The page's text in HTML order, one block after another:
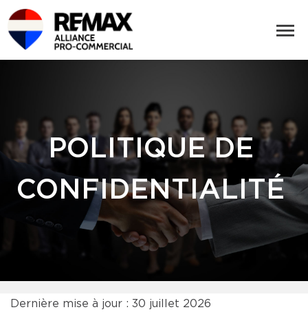
POLITIQUE DE
CONFIDENTIALITÉ
Dernière mise à jour : 30 juillet 2026